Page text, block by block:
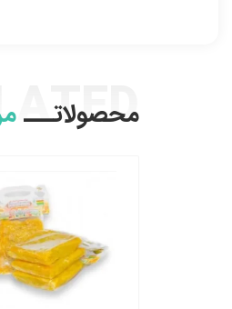
محصولاتـــ